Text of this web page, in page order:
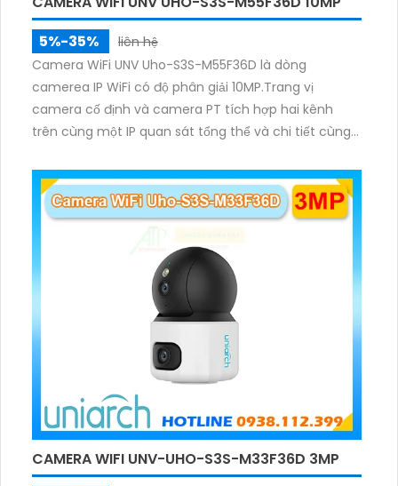
5%-35%
liên hệ
Camera WiFi UNV Uho-S3S-M55F36D là dòng
camerea IP WiFi có độ phân giải 10MP.Trang vị
camera cố định và camera PT tích hợp hai kênh
trên cùng một IP quan sát tổng thể và chi tiết cùng
ánh sáng. Kết hợp hồng ngoại và đèn ấm cho hình
ảnh có màu trong nhiều điều kiện khác nhau trong
phạm vi 3m.
CAMERA WIFI UNV-UHO-S3S-M33F36D 3MP